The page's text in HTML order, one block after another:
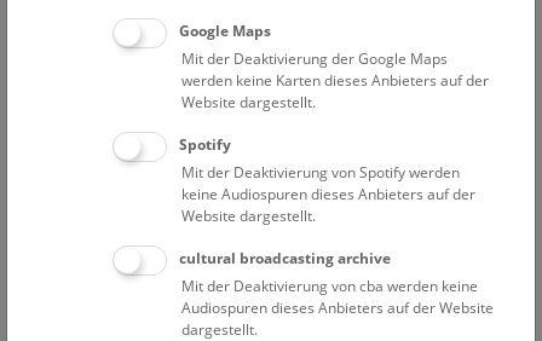
(Biodiversität) und seiner systematischen Ordnung liegt.
Dieser für den gesamten Schaubereich des Hauses
einheitliche Ansatz ermöglicht einen universellen Zugang
unter ganzheitlicher oder spezialisierter Betrachtungsweise.
Der Erfüllung des Bildungsauftrages wird unter anderem
auch durch die Gestaltung von Sonderausstellungen,
populärwissenschaftliche Publikationen und Vorträgen
Rechnung getragen.
Die wissenschaftliche Sammlung
Google Maps
Mit der Deaktivierung der Google Maps
werden keine Karten dieses Anbieters auf der
Website dargestellt.
Spotify
Mit der Deaktivierung von Spotify werden
keine Audiospuren dieses Anbieters auf der
Website dargestellt.
cultural broadcasting archive
Mit der Deaktivierung von cba werden keine
Audiospuren dieses Anbieters auf der Website
dargestellt.